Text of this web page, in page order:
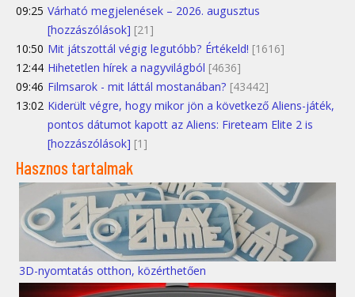
09:25 Várható megjelenések – 2026. augusztus
[hozzászólások] [21]
10:50 Mit játszottál végig legutóbb? Értékeld! [1616]
12:44 Hihetetlen hírek a nagyvilágból [4636]
09:46 Filmsarok - mit láttál mostanában? [43442]
13:02 Kiderült végre, hogy mikor jön a következő Aliens-játék,
pontos dátumot kapott az Aliens: Fireteam Elite 2 is
[hozzászólások] [1]
Hasznos tartalmak
3D-nyomtatás otthon, közérthetően